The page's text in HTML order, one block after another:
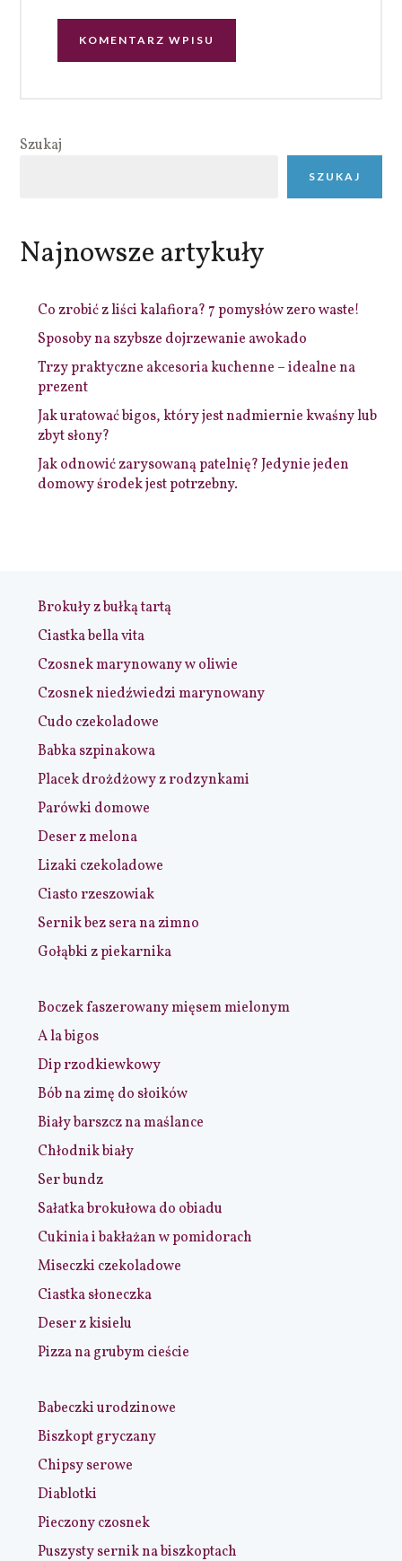
Szukaj
SZUKAJ
Najnowsze artykuły
Co zrobić z liści kalafiora? 7 pomysłów zero waste!
Sposoby na szybsze dojrzewanie awokado
Trzy praktyczne akcesoria kuchenne – idealne na
prezent
Jak uratować bigos, który jest nadmiernie kwaśny lub
zbyt słony?
Jak odnowić zarysowaną patelnię? Jedynie jeden
domowy środek jest potrzebny.
Brokuły z bułką tartą
Ciastka bella vita
Czosnek marynowany w oliwie
Czosnek niedźwiedzi marynowany
Cudo czekoladowe
Babka szpinakowa
Placek drożdżowy z rodzynkami
Parówki domowe
Deser z melona
Lizaki czekoladowe
Ciasto rzeszowiak
Sernik bez sera na zimno
Gołąbki z piekarnika
Boczek faszerowany mięsem mielonym
A la bigos
Dip rzodkiewkowy
Bób na zimę do słoików
Biały barszcz na maślance
Chłodnik biały
Ser bundz
Sałatka brokułowa do obiadu
Cukinia i bakłażan w pomidorach
Miseczki czekoladowe
Ciastka słoneczka
Deser z kisielu
Pizza na grubym cieście
Babeczki urodzinowe
Biszkopt gryczany
Chipsy serowe
Diablotki
Pieczony czosnek
Puszysty sernik na biszkoptach